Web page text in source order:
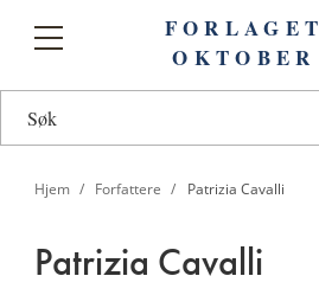
Toggle
FORLAGET
OKTOBER
Hjem Forfattere Patrizia Cavalli
Patrizia Cavalli